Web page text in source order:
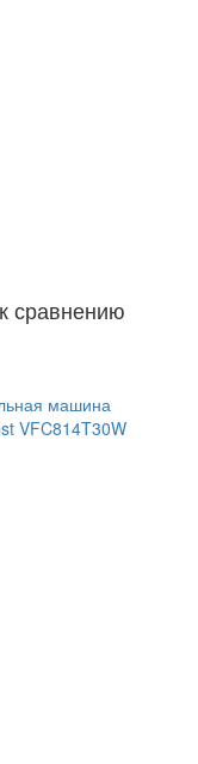
сравнению
машина
VFC814T30W